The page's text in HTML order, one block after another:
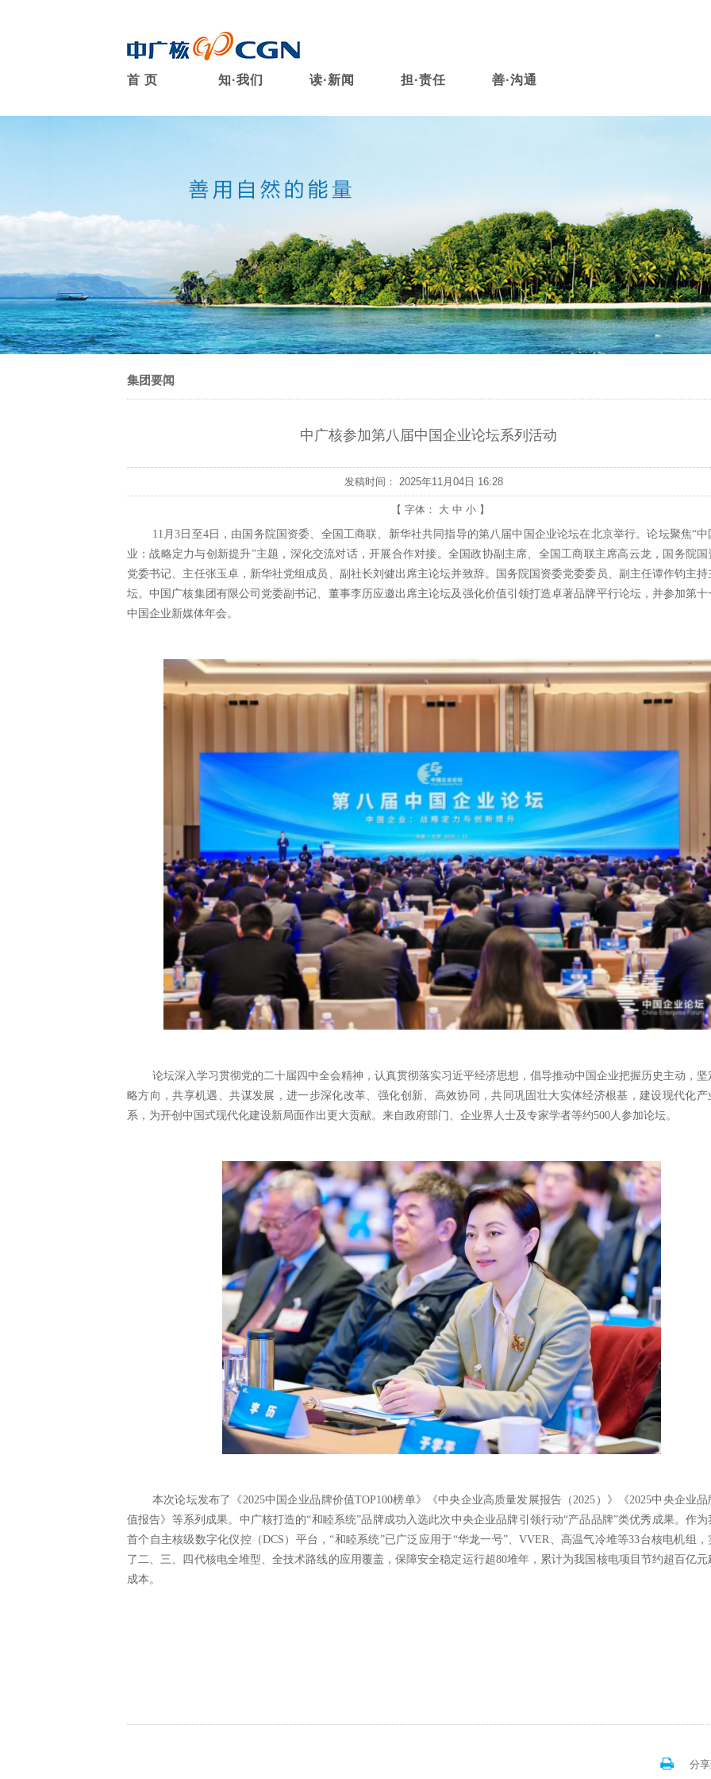
首 页 知·我们 读·新闻 担·责任 善·沟通
集团要闻
中广核参加第八届中国企业论坛系列活动
发稿时间：2025年11月04日 16:28
【 字体： 大 中 小 】
11月3日至4日，由国务院国资委、全国工商联、新华社共同指导的第八届中国企业论坛在北京举行。论坛聚焦“中
业：战略定力与创新提升”主题，深化交流对话，开展合作对接。全国政协副主席、全国工商联主席高云龙，国务院国
党委书记、主任张玉卓，新华社党组成员、副社长刘健出席主论坛并致辞。国务院国资委党委委员、副主任谭作钧主持
坛。中国广核集团有限公司党委副书记、董事李历应邀出席主论坛及强化价值引领打造卓著品牌平行论坛，并参加第十
中国企业新媒体年会。
论坛深入学习贯彻党的二十届四中全会精神，认真贯彻落实习近平经济思想，倡导推动中国企业把握历史主动，坚
略方向，共享机遇、共谋发展，进一步深化改革、强化创新、高效协同，共同巩固壮大实体经济根基，建设现代化产
系，为开创中国式现代化建设新局面作出更大贡献。来自政府部门、企业界人士及专家学者等约500人参加论坛。
本次论坛发布了《2025中国企业品牌价值TOP100榜单》《中央企业高质量发展报告（2025）》《2025中央企业品
值报告》等系列成果。中广核打造的“和睦系统”品牌成功入选此次中央企业品牌引领行动“产品品牌”类优秀成果。作为
首个自主核级数字化仪控（DCS）平台，“和睦系统”已广泛应用于“华龙一号”、VVER、高温气冷堆等33台核电机组，
了二、三、四代核电全堆型、全技术路线的应用覆盖，保障安全稳定运行超80堆年，累计为我国核电项目节约超百亿元
成本。
分享